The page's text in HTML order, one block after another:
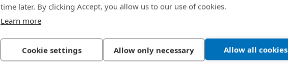
time later. By clicking Accept, you allow us to our use of cookies.
Learn more
Cookie settings Allow only necessary Allow all cookies